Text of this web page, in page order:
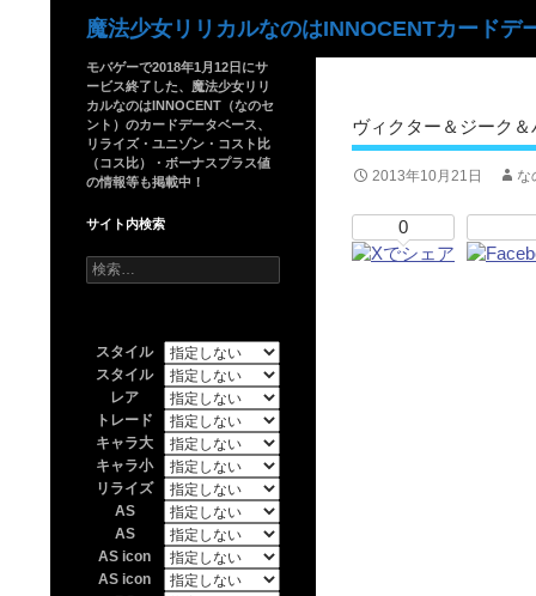
魔法少女リリカルなのはINNOCENTカードデ
ヴィクター＆ジーク
2013年10月21日 な
0
モバゲーで2018年1月12日にサ
ービス終了した、魔法少女リリ
カルなのはINNOCENT（なのセ
ント）のカードデータベース、
リライズ・ユニゾン・コスト比
（コス比）・ボーナスプラス値
の情報等も掲載中！
サイト内検索
検
索:
スタイル
スタイル
レア
トレード
キャラ大
キャラ小
リライズ
AS
AS
AS icon
AS icon